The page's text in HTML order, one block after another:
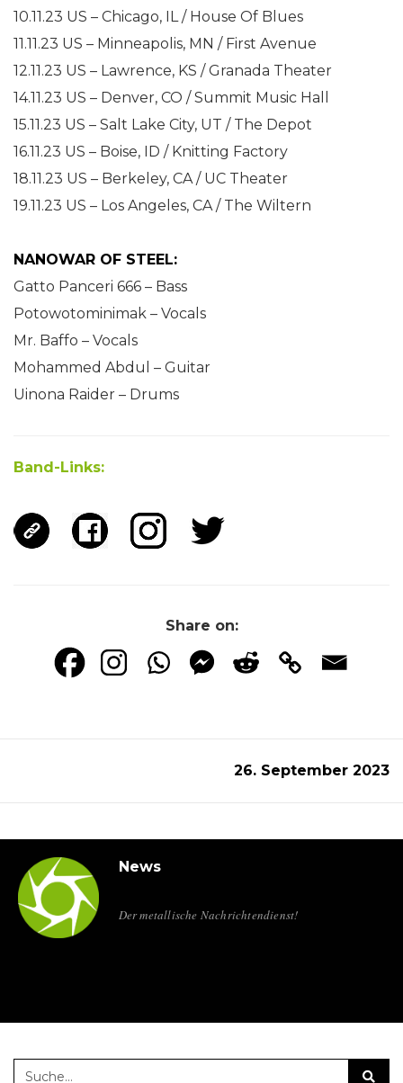
10.11.23 US – Chicago, IL / House Of Blues
11.11.23 US – Minneapolis, MN / First Avenue
12.11.23 US – Lawrence, KS / Granada Theater
14.11.23 US – Denver, CO / Summit Music Hall
15.11.23 US – Salt Lake City, UT / The Depot
16.11.23 US – Boise, ID / Knitting Factory
18.11.23 US – Berkeley, CA / UC Theater
19.11.23 US – Los Angeles, CA / The Wiltern
NANOWAR OF STEEL:
Gatto Panceri 666 – Bass
Potowotominimak – Vocals
Mr. Baffo – Vocals
Mohammed Abdul – Guitar
Uinona Raider – Drums
Band-Links:
Share on:
26. September 2023
News
Der metallische Nachrichtendienst!